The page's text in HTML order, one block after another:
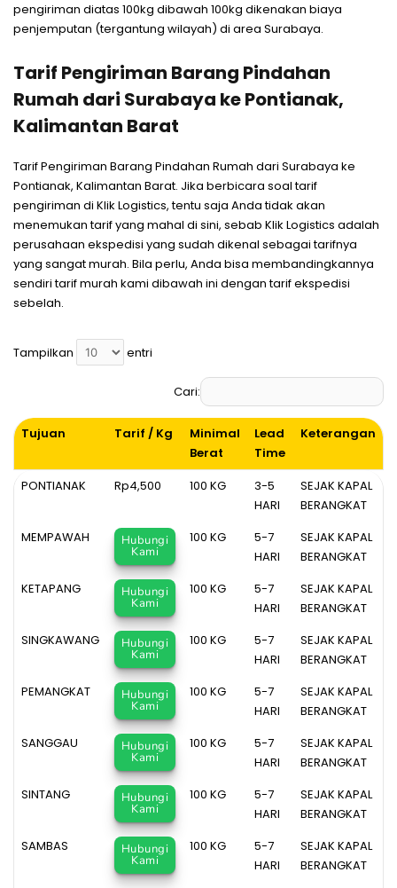
pengiriman diatas 100kg dibawah 100kg dikenakan biaya
penjemputan (tergantung wilayah) di area Surabaya.
Tarif Pengiriman Barang Pindahan
Rumah dari Surabaya ke Pontianak,
Kalimantan Barat
Tarif Pengiriman Barang Pindahan Rumah dari Surabaya ke
Pontianak, Kalimantan Barat. Jika berbicara soal tarif
pengiriman di Klik Logistics, tentu saja Anda tidak akan
menemukan tarif yang mahal di sini, sebab Klik Logistics adalah
perusahaan ekspedisi yang sudah dikenal sebagai tarifnya
yang sangat murah. Bila perlu, Anda bisa membandingkannya
sendiri tarif murah kami dibawah ini dengan tarif ekspedisi
sebelah.
Tampilkan entri
Cari:
Tujuan Tarif / Kg
Minimal
Berat
Lead
Time
Keterangan
Tujuan Tarif / Kg
Minimal
Lead
Time
Keterangan
PONTIANAK Rp4,500 100 KG
3-5
HARI
SEJAK KAPAL
BERANGKAT
MEMPAWAH
Hubungi
Kami
100 KG
5-7
HARI
SEJAK KAPAL
BERANGKAT
KETAPANG
Hubungi
Kami
100 KG
5-7
HARI
SEJAK KAPAL
BERANGKAT
SINGKAWANG
Hubungi
Kami
100 KG
5-7
HARI
SEJAK KAPAL
BERANGKAT
PEMANGKAT
Hubungi
Kami
100 KG
5-7
HARI
SEJAK KAPAL
BERANGKAT
SANGGAU
Hubungi
Kami
100 KG
5-7
HARI
SEJAK KAPAL
BERANGKAT
SINTANG
Hubungi
Kami
100 KG
5-7
HARI
SEJAK KAPAL
BERANGKAT
SAMBAS
Hubungi
Kami
100 KG
5-7
HARI
SEJAK KAPAL
BERANGKAT